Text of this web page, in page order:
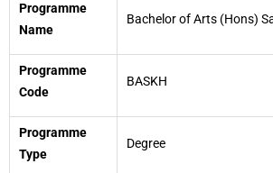
Programme
Name
Bachelor of Arts (Hons)
Programme
Code
BASKH
Programme
Type
Degree